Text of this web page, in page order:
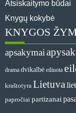
Atsiskaitymo būdai
Knygų kokybė
KNYGOS
apsakymai
drama dvikalbė eiliuota
kraštotyra Lietuva
papročiai partizanai